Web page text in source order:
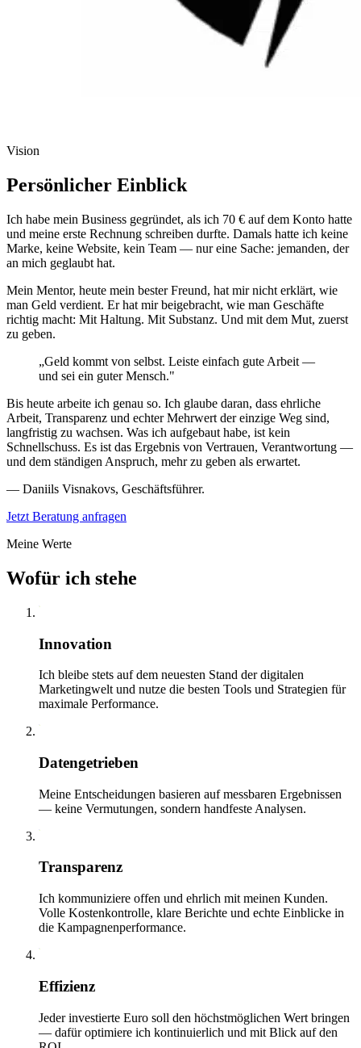
Vision
Persönlicher Einblick
Ich habe mein Business gegründet, als ich 70 € auf dem Konto hatte
und meine erste Rechnung schreiben durfte. Damals hatte ich keine
Marke, keine Website, kein Team — nur eine Sache: jemanden, der
an mich geglaubt hat.
Mein Mentor, heute mein bester Freund, hat mir nicht erklärt, wie
man Geld verdient. Er hat mir beigebracht, wie man Geschäfte
richtig macht: Mit Haltung. Mit Substanz. Und mit dem Mut, zuerst
zu geben.
„Geld kommt von selbst. Leiste einfach gute Arbeit —
und sei ein guter Mensch."
Bis heute arbeite ich genau so. Ich glaube daran, dass ehrliche
Arbeit, Transparenz und echter Mehrwert der einzige Weg sind,
langfristig zu wachsen. Was ich aufgebaut habe, ist kein
Schnellschuss. Es ist das Ergebnis von Vertrauen, Verantwortung —
und dem ständigen Anspruch, mehr zu geben als erwartet.
— Daniils Visnakovs, Geschäftsführer.
Jetzt Beratung anfragen
Meine Werte
Wofür ich stehe
Innovation
Ich bleibe stets auf dem neuesten Stand der digitalen
Marketingwelt und nutze die besten Tools und Strategien für
maximale Performance.
Datengetrieben
Meine Entscheidungen basieren auf messbaren Ergebnissen
— keine Vermutungen, sondern handfeste Analysen.
Transparenz
Ich kommuniziere offen und ehrlich mit meinen Kunden.
Volle Kostenkontrolle, klare Berichte und echte Einblicke in
die Kampagnenperformance.
Effizienz
Jeder investierte Euro soll den höchstmöglichen Wert bringen
— dafür optimiere ich kontinuierlich und mit Blick auf den